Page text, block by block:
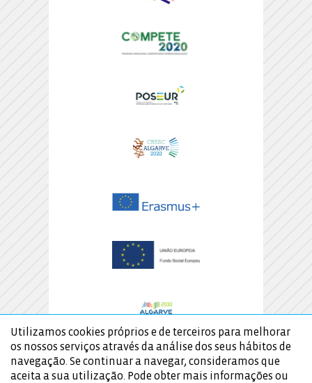
Utilizamos cookies próprios e de terceiros para melhorar
os nossos serviços através da análise dos seus hábitos de
navegação. Se continuar a navegar, consideramos que
aceita a sua utilização. Pode obter mais informações ou